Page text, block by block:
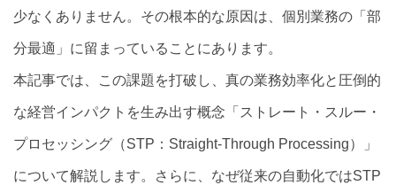
少なくありません。その根本的な原因は、個別業務の「部
分最適」に留まっていることにあります。
本記事では、この課題を打破し、真の業務効率化と圧倒的
な経営インパクトを生み出す概念「ストレート・スルー・
プロセッシング（STP：Straight-Through Processing）」
について解説します。さらに、なぜ従来の自動化ではSTP